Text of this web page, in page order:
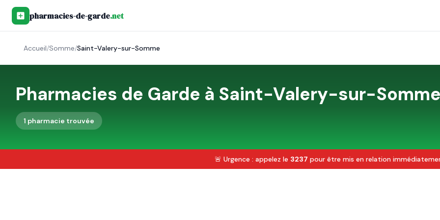
pharmacies-de-garde.net
Accueil/Somme/Saint-Valery-sur-Somme
Pharmacies de Garde à Saint-Valery-sur-Somme
1 pharmacie trouvée
🚨 Urgence : appelez le 3237 pour être mis en relation